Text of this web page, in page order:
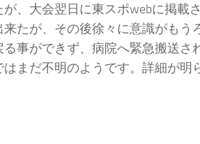
、大会翌日に東スポwebに掲載
たが、その後徐々に意識がもう
事ができず、病院へ緊急搬送さ
まだ不明のようです。詳細が明